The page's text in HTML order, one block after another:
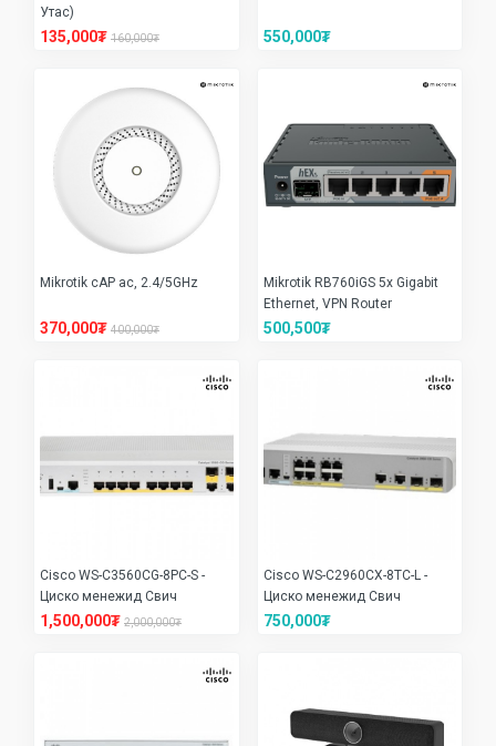
Утас)
135,000₮ 160,000₮ 550,000₮
Mikrotik cAP ac, 2.4/5GHz
370,000₮ 400,000₮
Mikrotik RB760iGS 5x Gigabit
Ethernet, VPN Router
500,500₮
Cisco WS-C3560CG-8PC-S -
Циско менежид Свич
1,500,000₮ 2,000,000₮
Cisco WS-C2960CX-8TC-L -
Циско менежид Свич
750,000₮